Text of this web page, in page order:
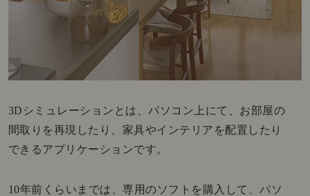
3Dシミュレーションとは、パソコン上にて、お部屋の
間取りを再現したり、家具やインテリアを配置したり
できるアプリケーションです。
10年前くらいまでは、専用のソフトを購入して、パソ